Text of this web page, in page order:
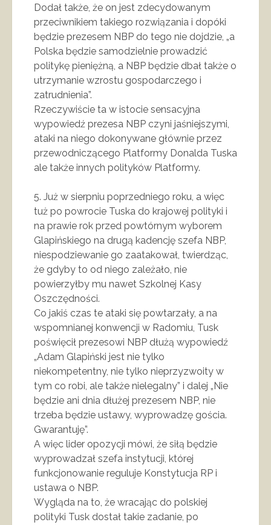
Dodał także, że on jest zdecydowanym
przeciwnikiem takiego rozwiązania i dopóki
będzie prezesem NBP do tego nie dojdzie, „a
Polska będzie samodzielnie prowadzić
politykę pieniężną, a NBP będzie dbał także o
utrzymanie wzrostu gospodarczego i
zatrudnienia”.
Rzeczywiście ta w istocie sensacyjna
wypowiedź prezesa NBP czyni jaśniejszymi,
ataki na niego dokonywane głównie przez
przewodniczącego Platformy Donalda Tuska
ale także innych polityków Platformy.
5. Już w sierpniu poprzedniego roku, a więc
tuż po powrocie Tuska do krajowej polityki i
na prawie rok przed powtórnym wyborem
Glapińskiego na drugą kadencję szefa NBP,
niespodziewanie go zaatakował, twierdząc,
że gdyby to od niego zależało, nie
powierzyłby mu nawet Szkolnej Kasy
Oszczędności.
Co jakiś czas te ataki się powtarzały, a na
wspomnianej konwencji w Radomiu, Tusk
poświęcił prezesowi NBP dłużą wypowiedź
„Adam Glapiński jest nie tylko
niekompetentny, nie tylko nieprzyzwoity w
tym co robi, ale także nielegalny” i dalej „Nie
będzie ani dnia dłużej prezesem NBP, nie
trzeba będzie ustawy, wyprowadzę gościa.
Gwarantuję”.
A więc lider opozycji mówi, że siłą będzie
wyprowadzał szefa instytucji, której
funkcjonowanie reguluje Konstytucja RP i
ustawa o NBP.
Wygląda na to, że wracając do polskiej
polityki Tusk dostał takie zadanie, po